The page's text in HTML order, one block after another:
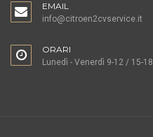
EMAIL
info@citroen2cvservice.it
ORARI
Lunedì - Venerdì 9-12 / 15-18